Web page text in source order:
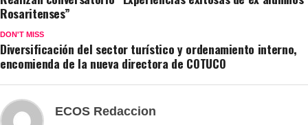
Rosaritenses”
DON'T MISS
Diversificación del sector turístico y ordenamiento interno,
encomienda de la nueva directora de COTUCO
ECOS Redaccion